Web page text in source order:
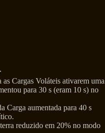
as Cargas Voláteis ativarem uma
para 30 s (eram 10 s) no
Carga aumentada para 40 s
reduzido em 20% no modo